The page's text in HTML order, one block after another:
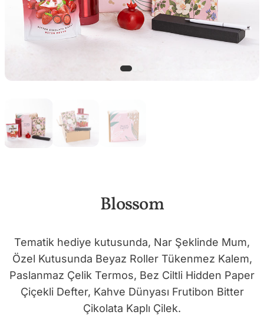
Blossom
Tematik hediye kutusunda, Nar Şeklinde Mum,
Özel Kutusunda Beyaz Roller Tükenmez Kalem,
Paslanmaz Çelik Termos, Bez Ciltli Hidden Paper
Çiçekli Defter, Kahve Dünyası Frutibon Bitter
Çikolata Kaplı Çilek.